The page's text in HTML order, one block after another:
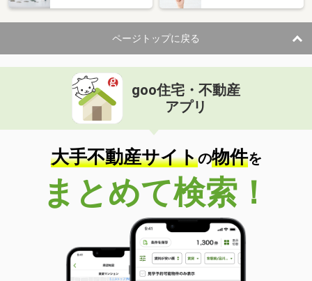
ページトップに戻る
goo住宅・不動産
アプリ
大手不動産サイトの物件を
まとめて検索！